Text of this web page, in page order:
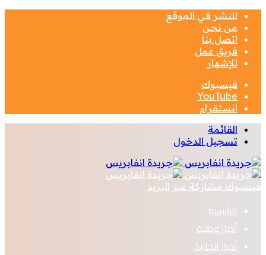
للنشر في الموقع
من نحن
اتصل بنا
فريق عمل
للإشهار
فيسبوك
‫YouTube
انستقرام
القائمة
تسجيل الدخول
فيسبوك مشاركة عبر البريد
الرئيسية
أخبار وطنية
أخبار الجالية